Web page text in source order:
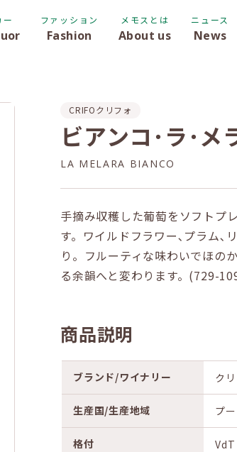
ファッション
Fashion
メモスとは
About us
ニュース
News
CRIFOクリフォ
ビアンコ･ラ･メ
LA MELARA BIANCO
手摘み収穫した葡萄をソフトプ
す。ワイルドフラワー､プラム､
り。フルーティな味わいでほの
る余韻へと変わります。(729-
商品説明
ブランド/ワイナリー ク
生産国/生産地域 プ
格付 VdT